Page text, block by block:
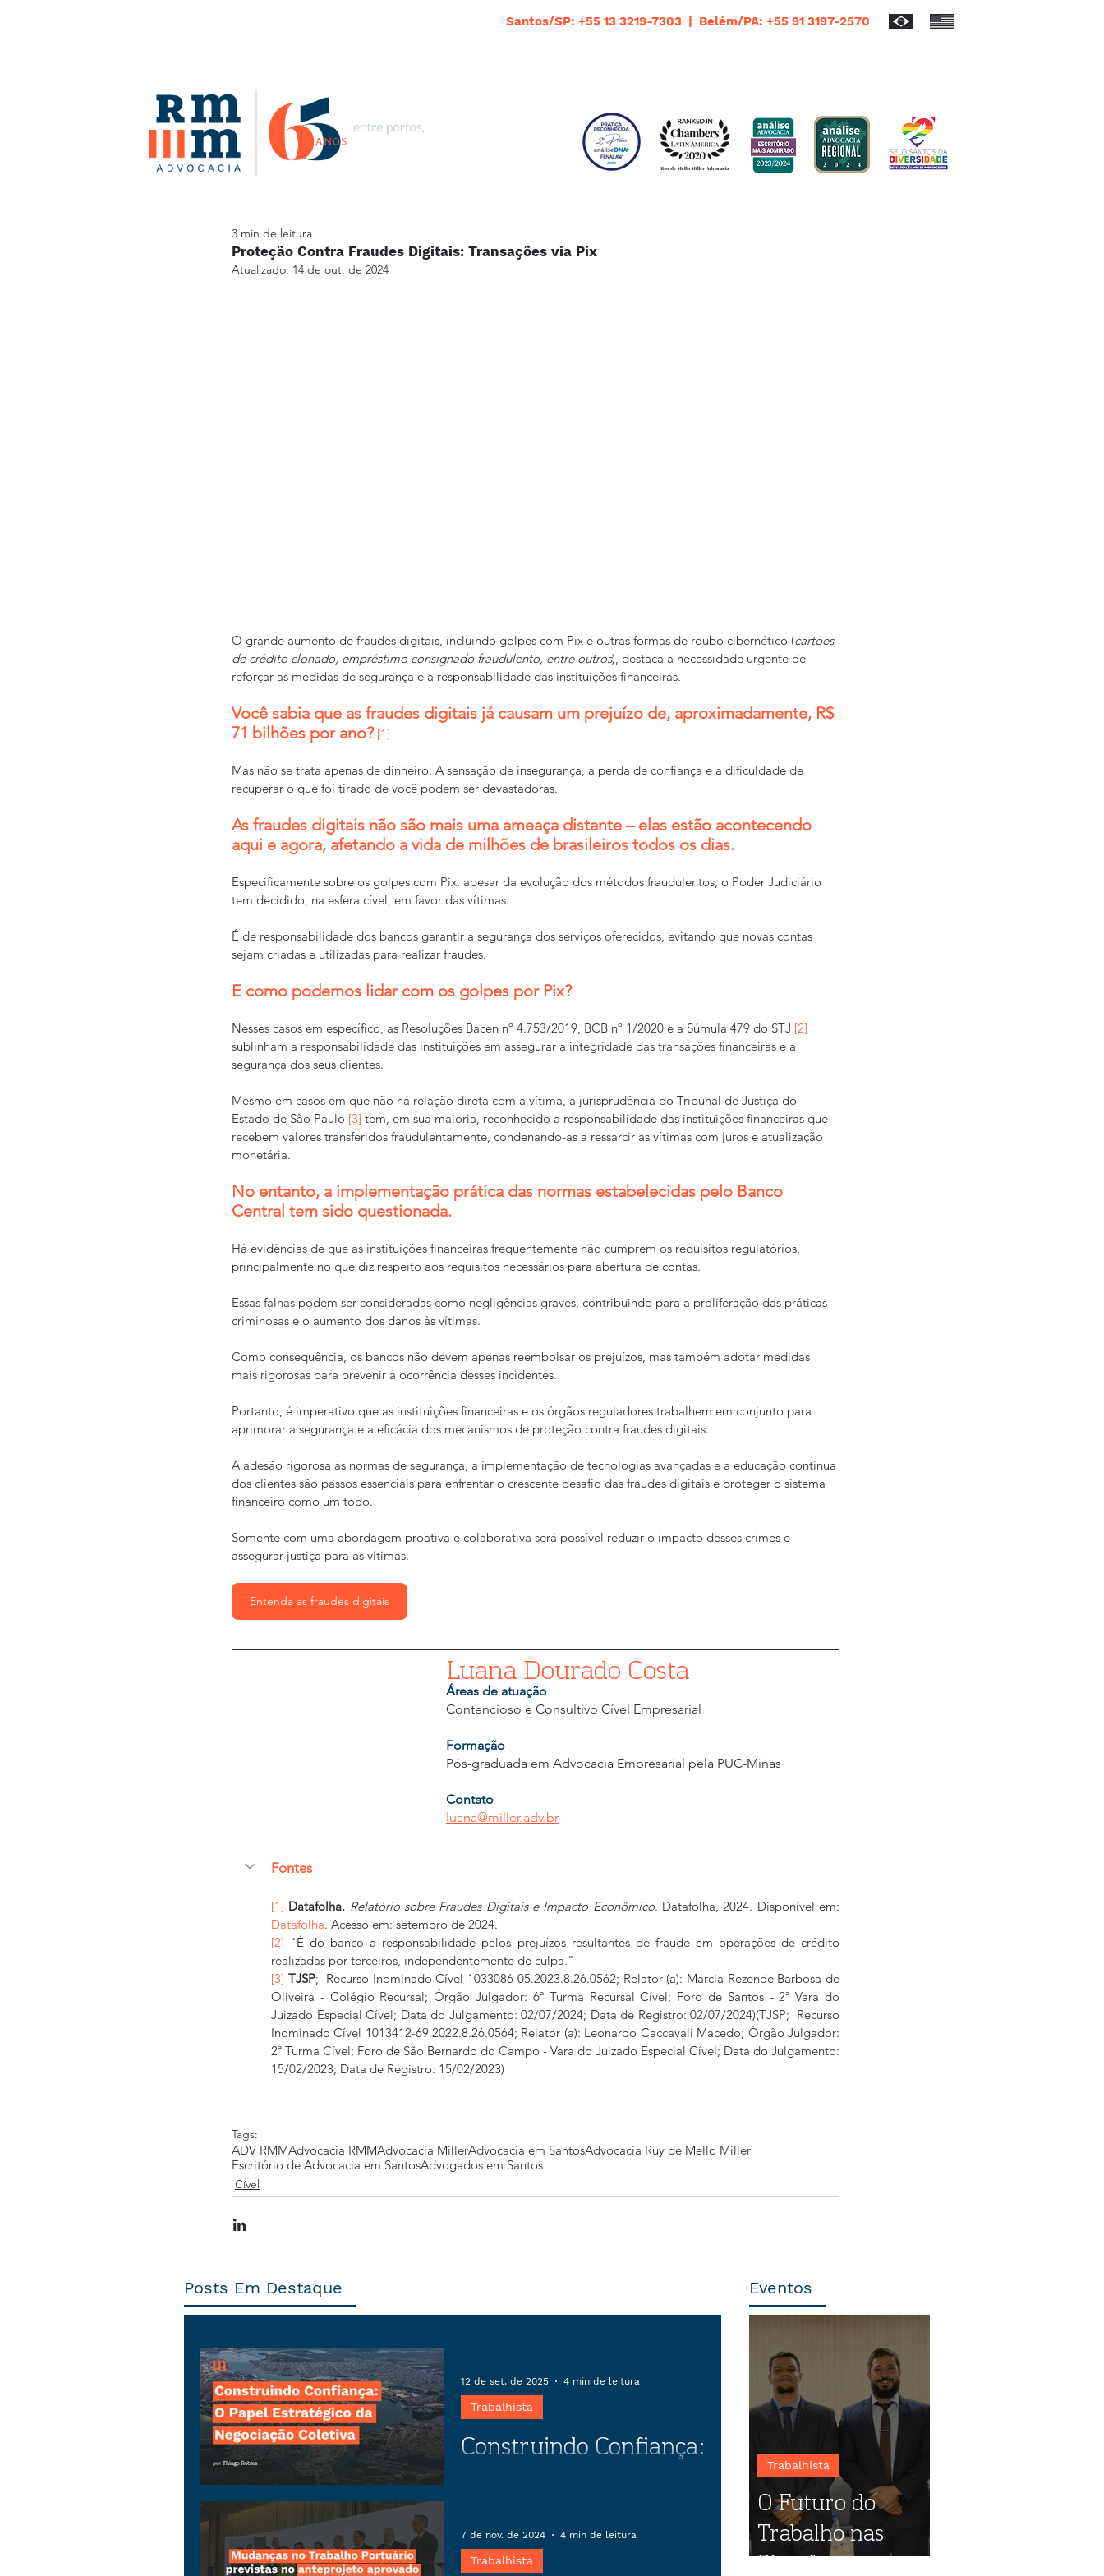
Santos/SP: +55 13 3219-7303 | Belém/PA: +55 91 3197-2570
Proteção Contra Fraudes Digitais: Transações via Pix
3 min de leitura
Atualizado: 14 de out. de 2024
O grande aumento de fraudes digitais, incluindo golpes com Pix e outras formas de roubo cibernético (cartões
de crédito clonado, empréstimo consignado fraudulento, entre outros), destaca a necessidade urgente de
reforçar as medidas de segurança e a responsabilidade das instituições financeiras.
Você sabia que as fraudes digitais já causam um prejuízo de, aproximadamente, R$
71 bilhões por ano? [1]
Mas não se trata apenas de dinheiro. A sensação de insegurança, a perda de confiança e a dificuldade de
recuperar o que foi tirado de você podem ser devastadoras.
As fraudes digitais não são mais uma ameaça distante – elas estão acontecendo
aqui e agora, afetando a vida de milhões de brasileiros todos os dias.
Especificamente sobre os golpes com Pix, apesar da evolução dos métodos fraudulentos, o Poder Judiciário
tem decidido, na esfera cível, em favor das vítimas.
É de responsabilidade dos bancos garantir a segurança dos serviços oferecidos, evitando que novas contas
sejam criadas e utilizadas para realizar fraudes.
E como podemos lidar com os golpes por Pix?
Nesses casos em específico, as Resoluções Bacen nº 4.753/2019, BCB nº 1/2020 e a Súmula 479 do STJ [2]
sublinham a responsabilidade das instituições em assegurar a integridade das transações financeiras e a
segurança dos seus clientes.
Mesmo em casos em que não há relação direta com a vítima, a jurisprudência do Tribunal de Justiça do
Estado de São Paulo [3] tem, em sua maioria, reconhecido a responsabilidade das instituições financeiras que
recebem valores transferidos fraudulentamente, condenando-as a ressarcir as vítimas com juros e atualização
monetária.
No entanto, a implementação prática das normas estabelecidas pelo Banco
Central tem sido questionada.
Há evidências de que as instituições financeiras frequentemente não cumprem os requisitos regulatórios,
principalmente no que diz respeito aos requisitos necessários para abertura de contas.
Essas falhas podem ser consideradas como negligências graves, contribuindo para a proliferação das práticas
criminosas e o aumento dos danos às vítimas.
Como consequência, os bancos não devem apenas reembolsar os prejuízos, mas também adotar medidas
mais rigorosas para prevenir a ocorrência desses incidentes.
Portanto, é imperativo que as instituições financeiras e os órgãos reguladores trabalhem em conjunto para
aprimorar a segurança e a eficácia dos mecanismos de proteção contra fraudes digitais.
A adesão rigorosa às normas de segurança, a implementação de tecnologias avançadas e a educação contínua
dos clientes são passos essenciais para enfrentar o crescente desafio das fraudes digitais e proteger o sistema
financeiro como um todo.
Somente com uma abordagem proativa e colaborativa será possível reduzir o impacto desses crimes e
assegurar justiça para as vítimas.
Entenda as fraudes digitais
Luana Dourado Costa
Áreas de atuação
Contencioso e Consultivo Cível Empresarial
Formação
Pós-graduada em Advocacia Empresarial pela PUC-Minas
Contato
luana@miller.adv.br
Fontes
[1] Datafolha. Relatório sobre Fraudes Digitais e Impacto Econômico
Datafolha. Acesso em: setembro de 2024.
[2] "É do banco a responsabilidade pelos prejuízos resultantes de fraude em operações de crédito
realizadas por terceiros, independentemente de culpa."
[3] TJSP;  Recurso Inominado Cível 1033086-05.2023.8.26.0562; Relator (a): Marcia Rezende Barbosa de
Oliveira - Colégio Recursal; Órgão Julgador: 6ª Turma Recursal Cível; Foro de Santos - 2ª Vara do
Juizado Especial Cível; Data do Julgamento: 02/07/2024; Data de Registro: 02/07/2024)(TJSP;  Recurso
Inominado Cível 1013412-69.2022.8.26.0564; Relator (a): Leonardo Caccavali Macedo; Órgão Julgador:
2ª Turma Cível; Foro de São Bernardo do Campo - Vara do Juizado Especial Cível; Data do Julgamento:
15/02/2023; Data de Registro: 15/02/2023)
Tags:
ADV RMMAdvocacia RMMAdvocacia MillerAdvocacia em SantosAdvocacia Ruy de Mello Miller
Escritório de Advocacia em SantosAdvogados em Santos
Cível
Posts Em Destaque
Construindo Confiança:
em negociações coletivas pode
transformar conflitos em
Trabalhista
12 de set. de 2025 4 min de leitura
Trabalhista
7 de nov. de 2024 4 min de leitura
Eventos
O Futuro do
Trabalho nas
Plataformas
Trabalhista